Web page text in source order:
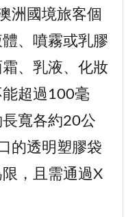
洲國境旅客個
、噴霧或乳膠
、乳液、化妝
超過100毫
寬各約20公
的透明塑膠袋
，且需通過X